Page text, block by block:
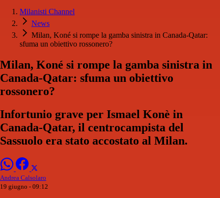
Milanisti Channel
News
Milan, Koné si rompe la gamba sinistra in Canada-Qatar:
sfuma un obiettivo rossonero?
Milan, Koné si rompe la gamba sinistra in
Canada-Qatar: sfuma un obiettivo
rossonero?
Infortunio grave per Ismael Konè in
Canada-Qatar, il centrocampista del
Sassuolo era stato accostato al Milan.
Andrea Calsolaro
19 giugno - 09:12